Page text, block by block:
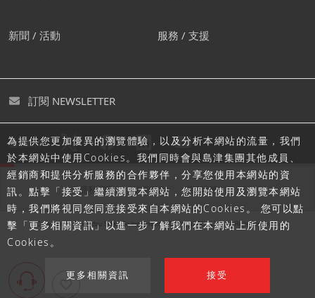
為提供您更加優異的瀏覽體驗，以及分析本網站的流量，我們
於本網站中使用Cookies。我們同時會與島津集團其他成員、
經銷商和提供分析服務的合作夥伴，分享您使用本網站的資
訊。點擊「接受」繼續瀏覽本網站，您開始使用及瀏覽本網站
時，我們將視同您同意接受來自本網站的Cookies。 您可以點
擊「更多相關資訊」以進一步了解我們在本網站上所使用的
Cookies。
更多相關資訊 接受
新聞 / 活動 服務 / 支援
訂閱 NEWSLETTER
追蹤島津
隱私聲明 使用條款 網站地圖